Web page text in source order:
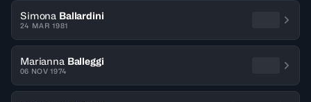
Simona Ballardini
24 MAR 1981
Marianna Balleggi
06 NOV 1974